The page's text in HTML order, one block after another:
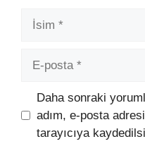
İsim
posta
Daha sonraki
adım, e-posta
tarayıcıya